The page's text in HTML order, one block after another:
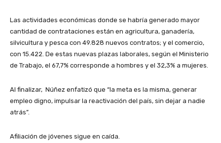
Las actividades económicas donde se habría generado mayor
cantidad de contrataciones están en agricultura, ganadería,
silvicultura y pesca con 49.828 nuevos contratos; y el comercio,
con 15.422. De estas nuevas plazas laborales, según el Ministerio
de Trabajo, el 67,7% corresponde a hombres y el 32,3% a mujeres.
Al finalizar, Núñez enfatizó que “la meta es la misma, generar
empleo digno, impulsar la reactivación del país, sin dejar a nadie
atrás”.
Afiliación de jóvenes sigue en caída.